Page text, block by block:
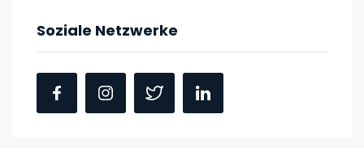
Soziale Netzwerke